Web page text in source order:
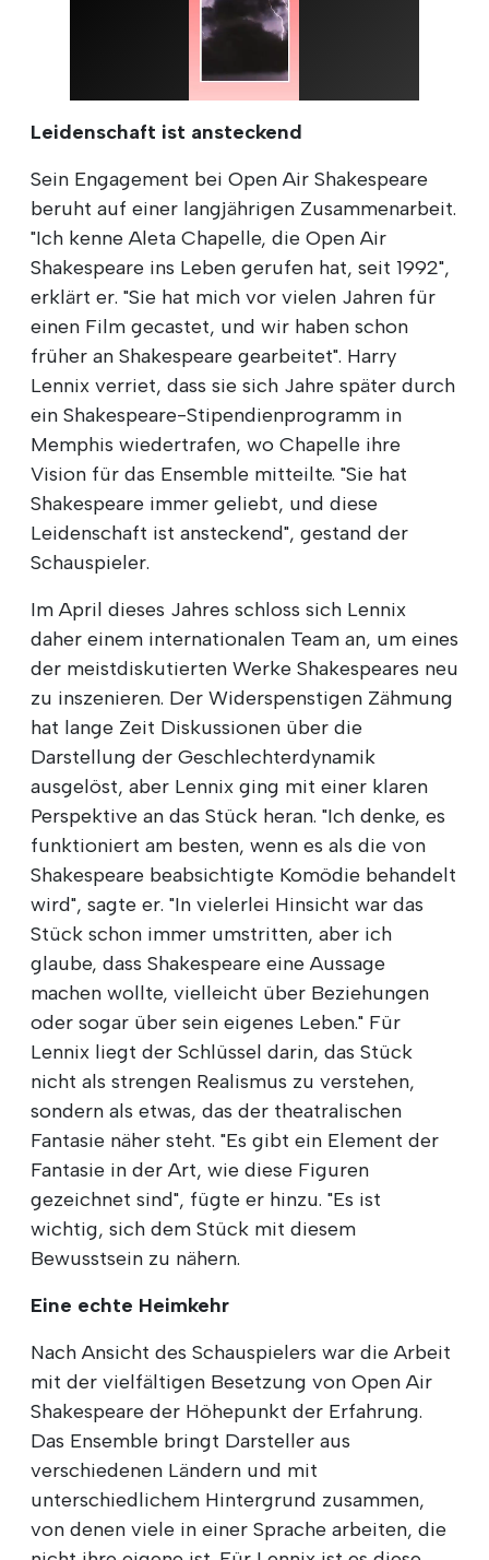
Leidenschaft ist ansteckend
Sein Engagement bei Open Air Shakespeare
beruht auf einer langjährigen Zusammenarbeit.
"Ich kenne Aleta Chapelle, die Open Air
Shakespeare ins Leben gerufen hat, seit 1992",
erklärt er. "Sie hat mich vor vielen Jahren für
einen Film gecastet, und wir haben schon
früher an Shakespeare gearbeitet". Harry
Lennix verriet, dass sie sich Jahre später durch
ein Shakespeare-Stipendienprogramm in
Memphis wiedertrafen, wo Chapelle ihre
Vision für das Ensemble mitteilte. "Sie hat
Shakespeare immer geliebt, und diese
Leidenschaft ist ansteckend", gestand der
Schauspieler.
Im April dieses Jahres schloss sich Lennix
daher einem internationalen Team an, um eines
der meistdiskutierten Werke Shakespeares neu
zu inszenieren. Der Widerspenstigen Zähmung
hat lange Zeit Diskussionen über die
Darstellung der Geschlechterdynamik
ausgelöst, aber Lennix ging mit einer klaren
Perspektive an das Stück heran. "Ich denke, es
funktioniert am besten, wenn es als die von
Shakespeare beabsichtigte Komödie behandelt
wird", sagte er. "In vielerlei Hinsicht war das
Stück schon immer umstritten, aber ich
glaube, dass Shakespeare eine Aussage
machen wollte, vielleicht über Beziehungen
oder sogar über sein eigenes Leben." Für
Lennix liegt der Schlüssel darin, das Stück
nicht als strengen Realismus zu verstehen,
sondern als etwas, das der theatralischen
Fantasie näher steht. "Es gibt ein Element der
Fantasie in der Art, wie diese Figuren
gezeichnet sind", fügte er hinzu. "Es ist
wichtig, sich dem Stück mit diesem
Bewusstsein zu nähern.
Eine echte Heimkehr
Nach Ansicht des Schauspielers war die Arbeit
mit der vielfältigen Besetzung von Open Air
Shakespeare der Höhepunkt der Erfahrung.
Das Ensemble bringt Darsteller aus
verschiedenen Ländern und mit
unterschiedlichem Hintergrund zusammen,
von denen viele in einer Sprache arbeiten, die